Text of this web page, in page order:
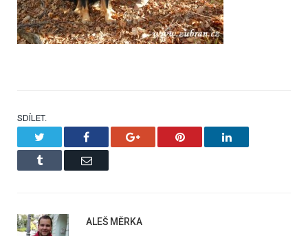
SDÍLET.
Facebook Google+ Pinterest LinkedIn
Tumblr Email
ALEŠ MĚRKA